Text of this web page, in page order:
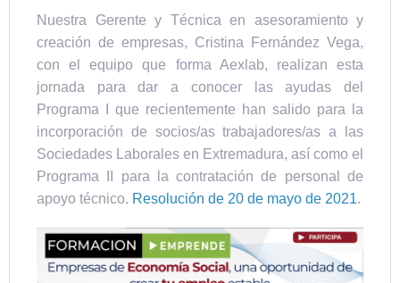
Nuestra Gerente y Técnica en asesoramiento y
creación de empresas, Cristina Fernández Vega,
con el equipo que forma Aexlab, realizan esta
jornada para dar a conocer las ayudas del
Programa I que recientemente han salido para la
incorporación de socios/as trabajadores/as a las
Sociedades Laborales en Extremadura, así como el
Programa II para la contratación de personal de
apoyo técnico. Resolución de 20 de mayo de 2021.